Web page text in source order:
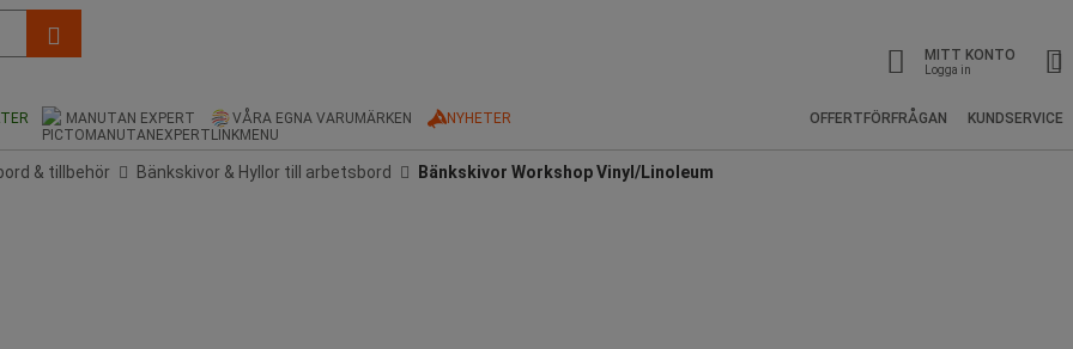
MITT KONTO
Logga in
MANUTAN EXPERT VÅRA EGNA VARUMÄRKEN NYHETER OFFERTFÖRFRÅGAN KUNDSERVICE
& tillbehör Bänkskivor & Hyllor till arbetsbord Bänkskivor Workshop Vinyl/Linoleum